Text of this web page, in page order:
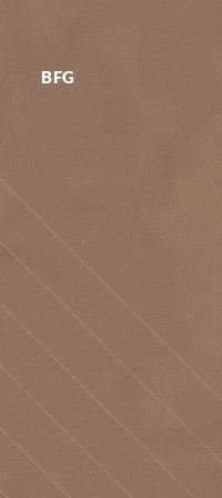
BFG